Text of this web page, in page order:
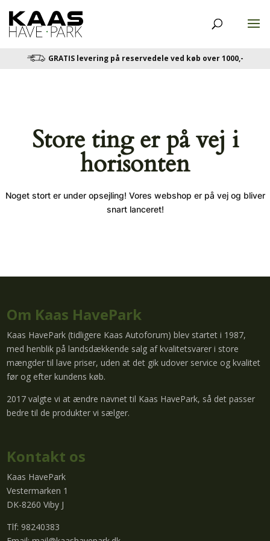
GRATIS levering på reservedele ved køb over 1000,-
Store ting er på vej i
horisonten
Noget stort er under opsejling! Vores webshop er på vej og bliver
snart lanceret!
Om Kaas HavePark
Kaas HavePark (tidligere Kaas Autoforum) blev startet i 1987,
med henblik på landsdækkende salg af kvalitetsvarer i store
mængder til lave priser, uden at det gik udover service og kvalitet
før og efter kundens køb.
2017 valgte vi at ændre navnet til Kaas HavePark, så det passer
bedre til de produkter vi sælger.
Kontakt os
Kaas HavePark
Vestermarken 1
DK-8260 Viby J
Tlf: 98240383